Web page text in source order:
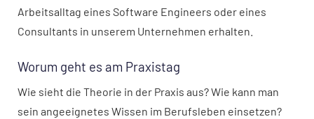
Arbeitsalltag eines Software Engineers oder eines
Consultants in unserem Unternehmen erhalten.
Worum geht es am Praxistag
Wie sieht die Theorie in der Praxis aus? Wie kann man
sein angeeignetes Wissen im Berufsleben einsetzen?